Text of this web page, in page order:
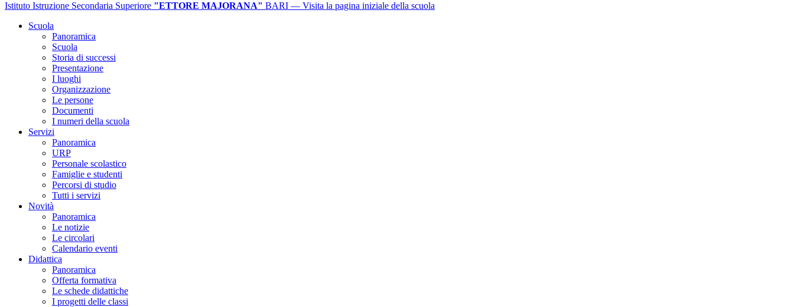
Istituto Istruzione Secondaria Superiore "ETTORE MAJORANA" BARI — Visita la pagina iniziale della scuola
Scuola
Panoramica
Scuola
Storia di successi
Presentazione
I luoghi
Organizzazione
Le persone
Documenti
I numeri della scuola
Servizi
Panoramica
URP
Personale scolastico
Famiglie e studenti
Percorsi di studio
Tutti i servizi
Novità
Panoramica
Le notizie
Le circolari
Calendario eventi
Didattica
Panoramica
Offerta formativa
Le schede didattiche
I progetti delle classi